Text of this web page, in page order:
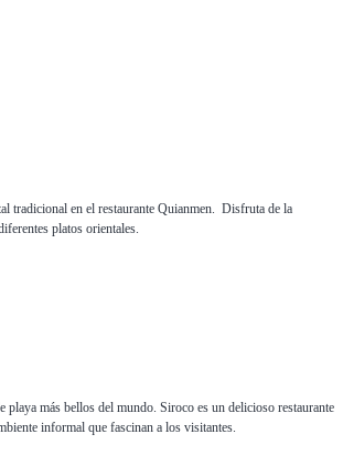
tradicional en el restaurante Quianmen. Disfruta de la
platos orientales.
playa más bellos del mundo. Siroco es un delicioso restaurante
informal que fascinan a los visitantes.